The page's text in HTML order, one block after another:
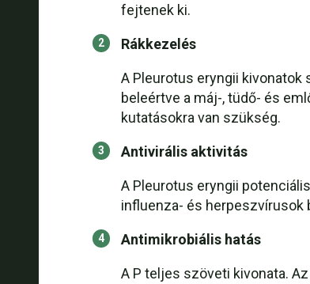
fejtenek ki.
Rákkezelés
A Pleurotus eryngii
beleértve a máj-, tüdő- és
kutatásokra van szükség.
Antivirális aktivitás
A Pleurotus eryngii
influenza- és herpeszvírusok
Antimikrobiális hatás
A P teljes szöveti kivonata.